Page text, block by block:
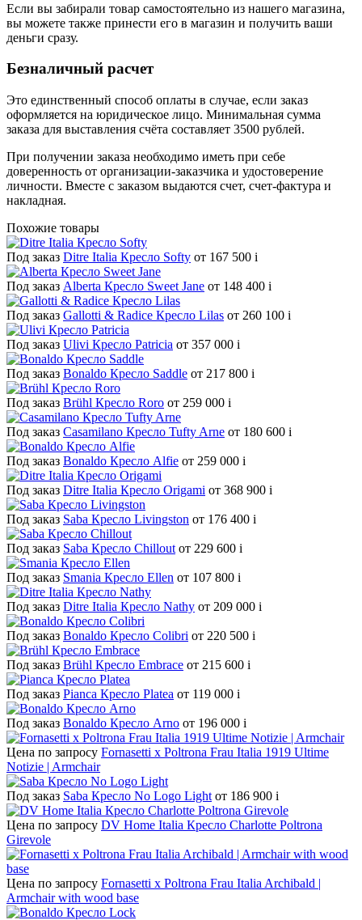
Если вы забирали товар самостоятельно из нашего магазина,
вы можете также принести его в магазин и получить ваши
деньги сразу.
Безналичный расчет
Это единственный способ оплаты в случае, если заказ
оформляется на юридическое лицо. Минимальная сумма
заказа для выставления счёта составляет 3500 рублей.
При получении заказа необходимо иметь при себе
доверенность от организации-заказчика и удостоверение
личности. Вместе с заказом выдаются счет, счет-фактура и
накладная.
Похожие товары
Под заказ Ditre Italia Кресло Softy от 167 500 i
Под заказ Alberta Кресло Sweet Jane от 148 400 i
Под заказ Gallotti & Radice Кресло Lilas от 260 100 i
Под заказ Ulivi Кресло Patricia от 357 000 i
Под заказ Bonaldo Кресло Saddle от 217 800 i
Под заказ Brühl Кресло Roro от 259 000 i
Под заказ Casamilano Кресло Tufty Arne от 180 600 i
Под заказ Bonaldo Кресло Alfie от 259 000 i
Под заказ Ditre Italia Кресло Origami от 368 900 i
Под заказ Saba Кресло Livingston от 176 400 i
Под заказ Saba Кресло Chillout от 229 600 i
Под заказ Smania Кресло Ellen от 107 800 i
Под заказ Ditre Italia Кресло Nathy от 209 000 i
Под заказ Bonaldo Кресло Colibri от 220 500 i
Под заказ Brühl Кресло Embrace от 215 600 i
Под заказ Pianca Кресло Platea от 119 000 i
Под заказ Bonaldo Кресло Arno от 196 000 i
Цена по запросу Fornasetti x Poltrona Frau Italia 1919 Ultime
Notizie | Armchair
Под заказ Saba Кресло No Logo Light от 186 900 i
Цена по запросу DV Home Italia Кресло Charlotte Poltrona
Girevole
Цена по запросу Fornasetti x Poltrona Frau Italia Archibald |
Armchair with wood base